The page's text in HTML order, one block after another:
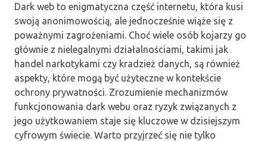
Dark web to enigmatyczna część internetu, która kusi
swoją anonimowością, ale jednocześnie wiąże się z
poważnymi zagrożeniami. Choć wiele osób kojarzy go
głównie z nielegalnymi działalnościami, takimi jak
handel narkotykami czy kradzież danych, są również
aspekty, które mogą być użyteczne w kontekście
ochrony prywatności. Zrozumienie mechanizmów
funkcjonowania dark webu oraz ryzyk związanych z
jego użytkowaniem staje się kluczowe w dzisiejszym
cyfrowym świecie. Warto przyjrzeć się nie tylko